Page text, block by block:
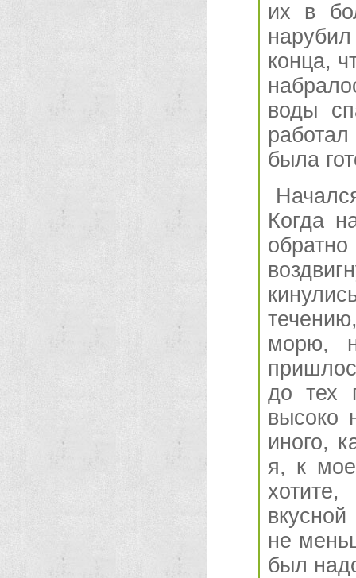
их в
конца,
воды
была
Когда
морю,
до тех
высоко
иного,
я, к
не
был